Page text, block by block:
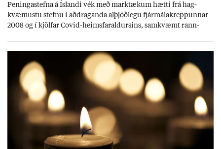
Pen­inga­stefna á Ís­landi vék með mark­tæk­um hætti frá hag­
kvæm­ustu stefnu í að­drag­anda al­þjóð­legu fjár­málakrepp­unn­ar
2008 og í kjöl­far Covid-heims­far­ald­urs­ins, sam­kvæmt rann­